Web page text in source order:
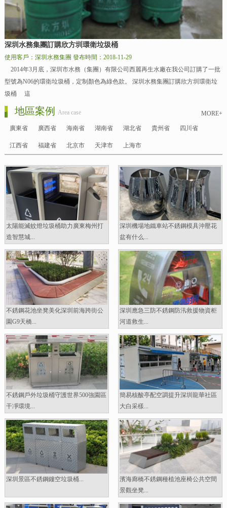
深圳水務集團訂購欣方圳環衛垃圾桶
使用客戶：深圳水務集團 發布時間：2018-11-29
2014年3月底，深圳市水務（集團）有限公司西麗再生水廠在我公司訂購了一批
型號為N06的環衛垃圾桶，定制顏色為綠色款。 深圳水務集團訂購欣方圳環衛垃
圾桶 這
MORE+
地區案例 Area case
廣東省 廣西省 海南省 湖南省 湖北省 貴州省 四川省
江西省 福建省 北京市 天津市 上海市
太陽能滅蚊燈垃圾桶助力廣東梅州打
造智慧城...
深圳機場地鐵車站不銹鋼模具沖壓花
盆有什么...
不銹鋼花池坐凳美化深圳前海跨街公
園G9天橋...
深圳應急三防不銹鋼防汛救援物資柜
河道救生...
不銹鋼戶外垃圾桶守護世界500強園區
干凈環境...
簡易核酸亭配空調提升深圳龍華社區
大白采樣...
深圳景區不銹鋼鏤空垃圾桶...
濱海廊橋不銹鋼種植池座椅公共空間
景觀坐凳...